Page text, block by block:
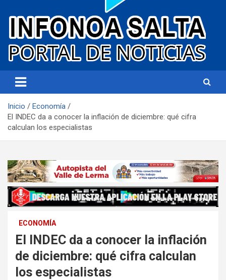
Infonoa Salta
Inicio
Economía
El INDEC da a conocer la inflación de diciembre: qué cifra
calculan los especialistas
ECONOMÍA
El INDEC da a conocer la inflación
de diciembre: qué cifra calculan
los especialistas